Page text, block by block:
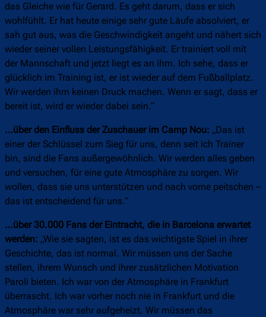
das Gleiche wie für Gerard. Es geht darum, dass er sich
wohlfühlt. Er hat heute einige sehr gute Läufe absolviert, er
sah gut aus, was die Geschwindigkeit angeht und nähert sich
wieder seiner vollen Leistungsfähigkeit. Er trainiert voll mit
der Mannschaft und jetzt liegt es an ihm. Ich sehe, dass er
glücklich im Training ist, er ist wieder auf dem Fußballplatz.
Wir werden ihm keinen Druck machen. Wenn er sagt, dass er
bereit ist, wird er wieder dabei sein.“
…über den Einfluss der Zuschauer im Camp Nou: „Das ist
einer der Schlüssel zum Sieg für uns, denn seit ich Trainer
bin, sind die Fans außergewöhnlich. Wir werden alles geben
und versuchen, für eine gute Atmosphäre zu sorgen. Wir
wollen, dass sie uns unterstützen und nach vorne peitschen –
das ist entscheidend für uns.“
…über 30.000 Fans der Eintracht, die in Barcelona erwartet
werden: „Wie sie sagten, ist es das wichtigste Spiel in ihrer
Geschichte, das ist normal. Wir müssen uns der Sache
stellen, ihrem Wunsch und ihrer zusätzlichen Motivation
Paroli bieten. Ich war von der Atmosphäre in Frankfurt
überrascht. Ich war vorher noch nie in Frankfurt und die
Atmosphäre war sehr aufgeheizt. Wir müssen das